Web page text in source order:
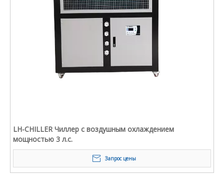
LH-CHILLER Чиллер с воздушным охлаждением
мощностью 3 л.с.
Запрос цены